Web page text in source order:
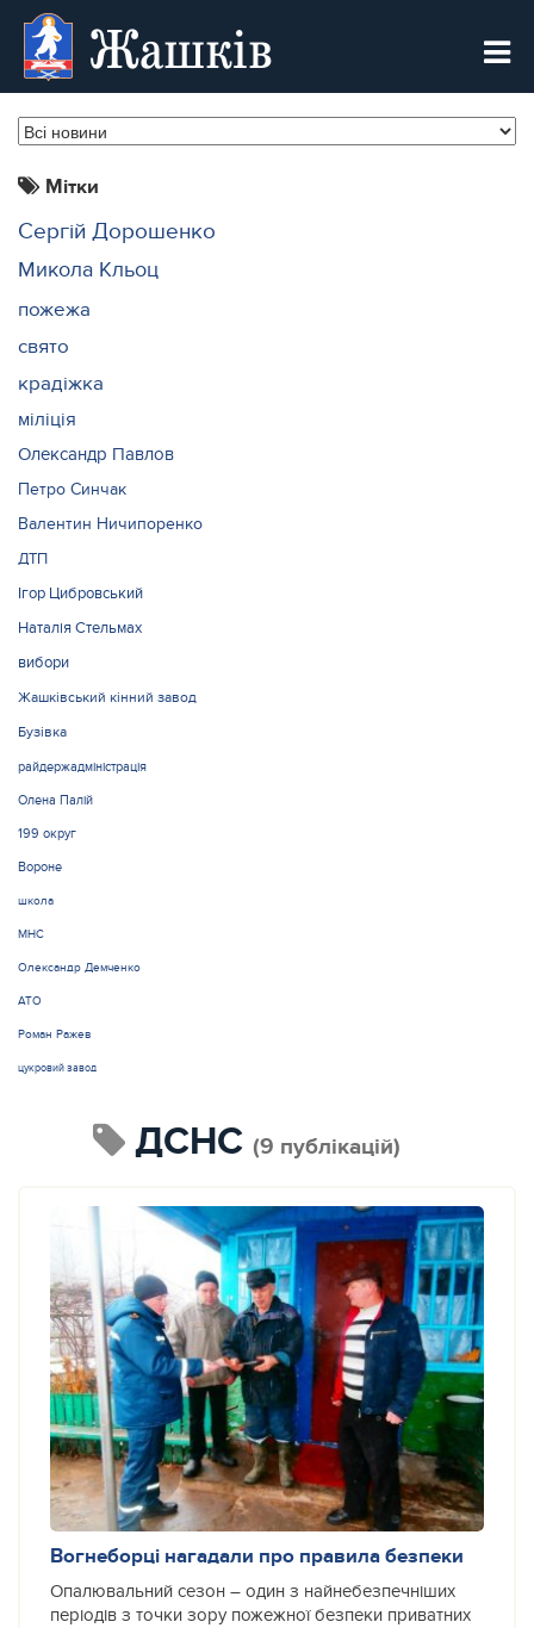
Жашків
Мітки
Сергій Дорошенко
Микола Кльоц
пожежа
свято
крадіжка
міліція
Олександр Павлов
Петро Синчак
Валентин Ничипоренко
ДТП
Ігор Цибровський
Наталія Стельмах
вибори
Жашківський кінний завод
Бузівка
райдержадміністрація
Олена Палій
199 округ
Вороне
школа
МНС
Олександр Демченко
АТО
Роман Ражев
цукровий завод
ДСНС (9 публікацій)
Вогнеборці нагадали про правила безпеки
Опалювальний сезон – один з найнебезпечніших
періодів з точки зору пожежної безпеки приватних